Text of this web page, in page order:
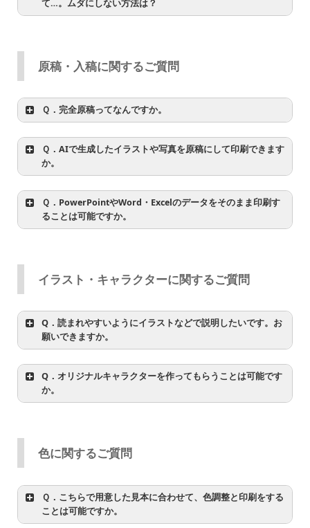
て…。ムダにしない方法は？
原稿・入稿に関するご質問
Ｑ．完全原稿ってなんですか。
Ｑ．AIで生成したイラストや写真を原稿にして印刷できます
か。
詳しくはこちらをご覧ください。
Ｑ．PowerPointやWord・Excelのデータをそのまま印刷す
ることは可能ですか。
詳しくはこちらをご覧ください。
イラスト・キャラクターに関するご質問
Q．読まれやすいようにイラストなどで説明したいです。お
願いできますか。
詳しくはこちらをご覧ください。
Q．オリジナルキャラクターを作ってもらうことは可能です
か。
色に関するご質問
Ｑ．こちらで用意した見本に合わせて、色調整と印刷をする
ことは可能ですか。